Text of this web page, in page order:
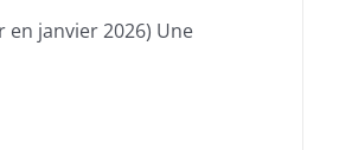
en janvier 2026) Une